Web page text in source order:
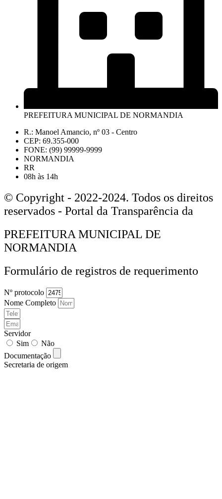
PREFEITURA MUNICIPAL DE NORMANDIA
R.: Manoel Amancio, nº 03 - Centro
CEP: 69.355-000
FONE: (99) 99999-9999
NORMANDIA
RR
08h às 14h
© Copyright - 2022-2024. Todos os direitos
reservados - Portal da Transparência da
PREFEITURA MUNICIPAL DE
NORMANDIA
Formulário de registros de requerimento
Nº protocolo
Nome Completo
Servidor
Sim
Não
Documentação
Secretaria de origem